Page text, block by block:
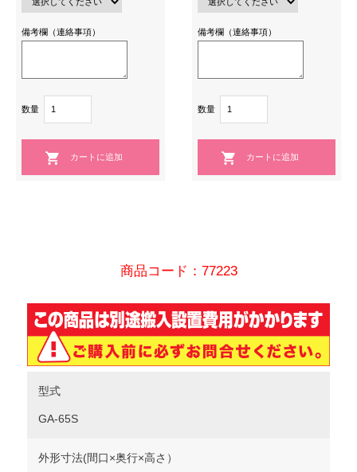
備考欄（連絡事項）
数量
備考欄（連絡事項）
数量
商品コード：77223
型式
GA-65S
外形寸法(間口×奥行×高さ）